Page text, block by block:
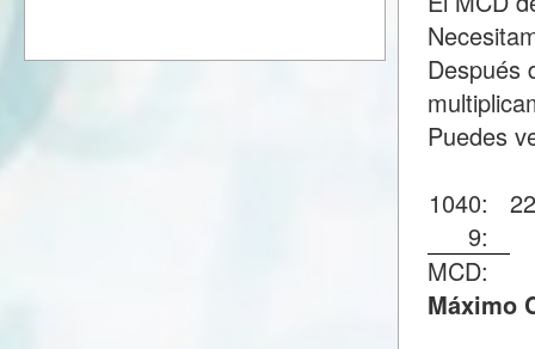
Después
Puedes
1040:2
9:
MCD:
Máximo